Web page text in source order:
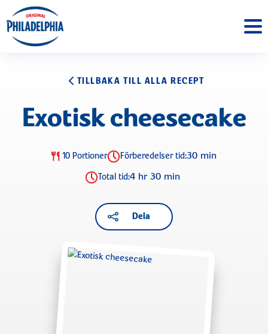
TILLBAKA TILL ALLA RECEPT
Exotisk cheesecake
10 Portioner Förberedelser tid:30 min
Total tid:4 hr 30 min
Dela